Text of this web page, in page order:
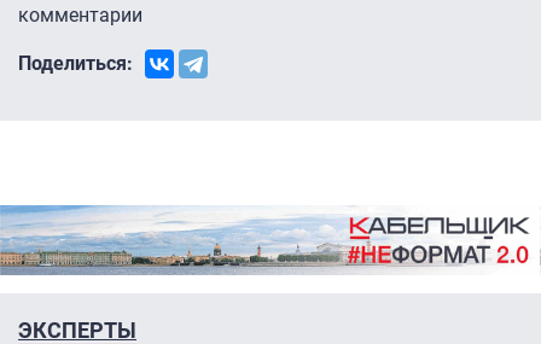
комментарии
Поделиться:
ЭКСПЕРТЫ